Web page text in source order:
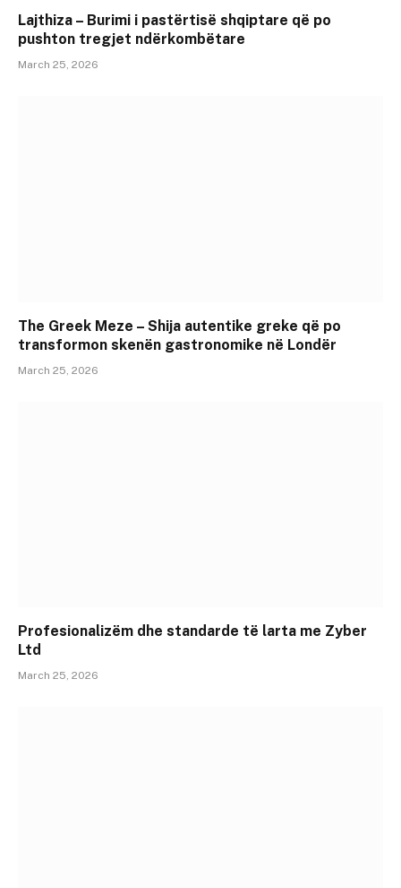
Lajthiza – Burimi i pastërtisë shqiptare që po
pushton tregjet ndërkombëtare
March 25, 2026
The Greek Meze – Shija autentike greke që po
transformon skenën gastronomike në Londër
March 25, 2026
Profesionalizëm dhe standarde të larta me Zyber
Ltd
March 25, 2026